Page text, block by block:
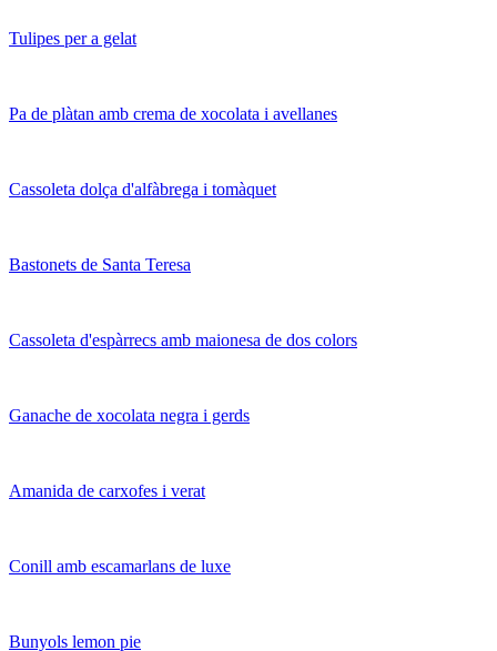
Tulipes per a gelat
Pa de plàtan amb crema de xocolata i avellanes
Cassoleta dolça d'alfàbrega i tomàquet
Bastonets de Santa Teresa
Cassoleta d'espàrrecs amb maionesa de dos colors
Ganache de xocolata negra i gerds
Amanida de carxofes i verat
Conill amb escamarlans de luxe
Bunyols lemon pie